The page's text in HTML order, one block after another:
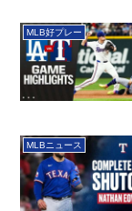
MLB好プレー
MLBニュース